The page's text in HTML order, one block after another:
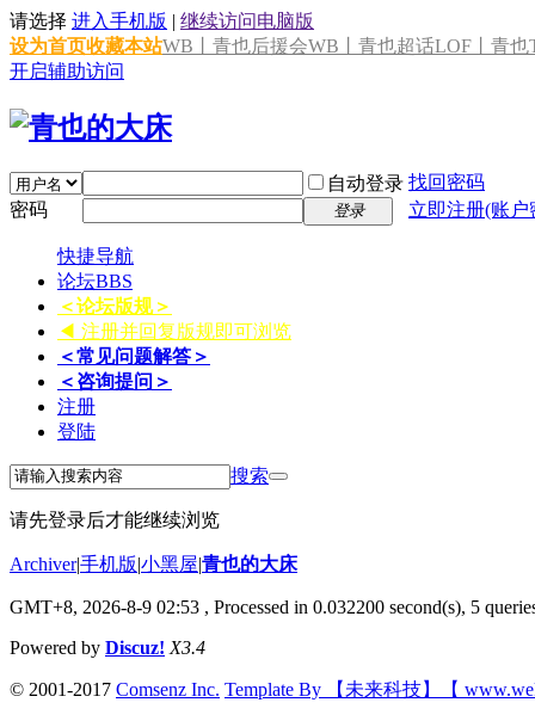
请选择 进入手机版 | 继续访问电脑版
设为首页收藏本站WB丨青也后援会WB丨青也超话LOF丨青也
开启辅助访问
自动登录 找回密码
密码
登录 立即注册(账
快捷导航
论坛BBS
＜论坛版规＞
◀ 注册并回复版规即可浏览
＜常见问题解答＞
＜咨询提问＞
注册
登陆
搜索
请先登录后才能继续浏览
Archiver|手机版|小黑屋|青也的大床
GMT+8, 2026-8-9 02:53 , Processed in 0.032200 second(s), 5
Powered by Discuz! X3.4
© 2001-2017 Comsenz Inc. Template By 【未来科技】【